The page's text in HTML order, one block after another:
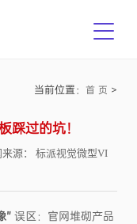
当前位置： 首 页 >
踩过的坑！
源： 标派视觉微型VI
” 误区：官网堆砌产品